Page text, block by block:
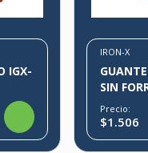
IGX-
IRON-X
SIN
Precio:
$1.506